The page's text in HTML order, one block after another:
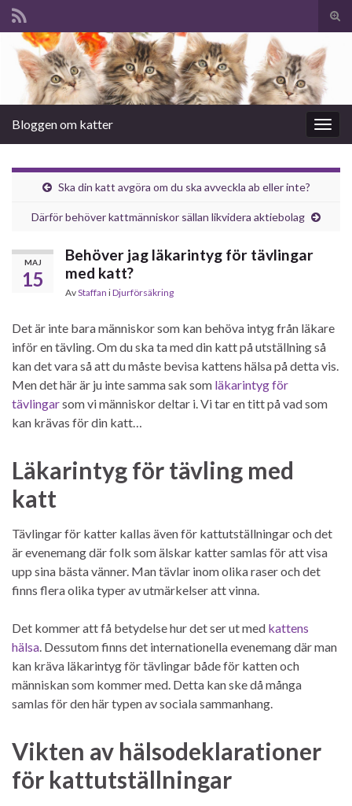
Slå
på/
Search for:
Slå
på/av
Bloggen om katter
Ska din katt avgöra om du ska avveckla ab eller inte?
Därför behöver kattmänniskor sällan likvidera aktiebolag
MAJ
15
Behöver jag läkarintyg för tävlingar
med katt?
AvStaffan iDjurförsäkring
Det är inte bara människor som kan behöva intyg från läkare
inför en tävling. Om du ska ta med din katt på utställning så
kan det vara så att du måste bevisa kattens hälsa på detta vis.
Men det här är ju inte samma sak som läkarintyg för
tävlingarsom vi människor deltar i. Vi tar en titt på vad som
kan krävas för din katt…
Läkarintyg för tävling med
katt
Tävlingar för katter kallas även för kattutställningar och det
är evenemang där folk som älskar katter samlas för att visa
upp sina bästa vänner. Man tävlar inom olika raser och det
finns flera olika typer av utmärkelser att vinna.
Det kommer att få betydelse hur det ser ut med kattens
hälsa. Dessutom finns det internationella evenemang där man
kan kräva läkarintyg för tävlingar både för katten och
människan som kommer med. Detta kan ske då många
samlas för den här typen av sociala sammanhang.
Vikten av hälsodeklarationer
för kattutställningar